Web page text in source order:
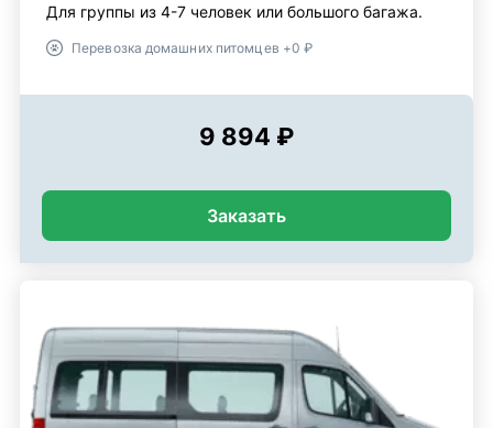
Для группы из 4-7 человек или большого багажа.
Перевозка домашних питомцев +0 ₽
9 894 ₽
Заказать